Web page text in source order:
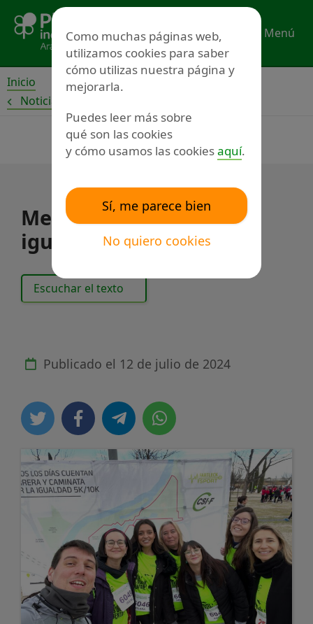
contenido
Menú
Inicio
Noticias
Mes de marzo por la
igualdad
Escuchar el texto
Publicado el 12 de julio de 2024
Como muchas páginas web,
utilizamos cookies para saber
cómo utilizas nuestra página y
mejorarla.
Puedes leer más sobre
qué son las cookies
y cómo usamos las cookiesaquí.
Sí, me parece bien
No quiero cookies